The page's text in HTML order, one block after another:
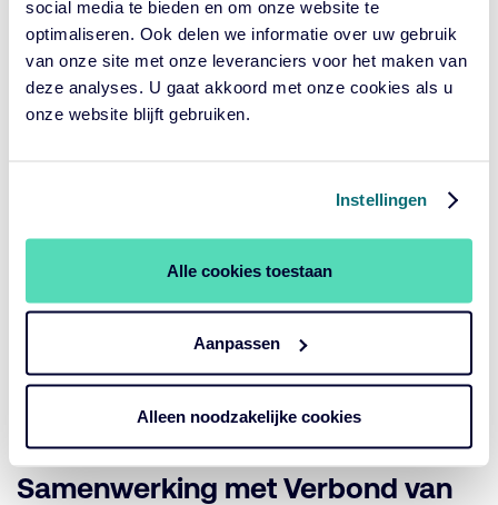
social media te bieden en om onze website te
optimaliseren. Ook delen we informatie over uw gebruik
van onze site met onze leveranciers voor het maken van
deze analyses. U gaat akkoord met onze cookies als u
onze website blijft gebruiken.
Instellingen
Alle cookies toestaan
Aanpassen
Alleen noodzakelijke cookies
Cardano
Geplaatst
in NIET GECATEGORISEERD
GEPUBLICEERD
SEPTEMBER 14, 2023
Sustainability Team Update
Geplaatst
NIET GECATEGORISEERD
OP:
Wijzigingen binnen het Sustainability Team van Cardano.
Samenwerking met Verbond van